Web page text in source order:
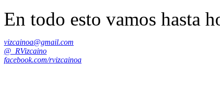
En todo esto vamos hasta
vizcainoa@gmail.com
@_RVizcaino
facebook.com/rvizcainoa